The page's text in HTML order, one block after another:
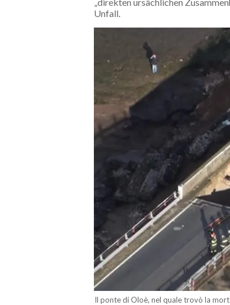
Unfall.
Il ponte di Oloè, nel quale trovò la